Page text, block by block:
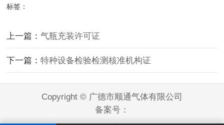
标签：
上一篇：气瓶充装许可证
下一篇：特种设备检验检测核准机构证
Copyright © 广德市顺通气体有限公司
备案号：